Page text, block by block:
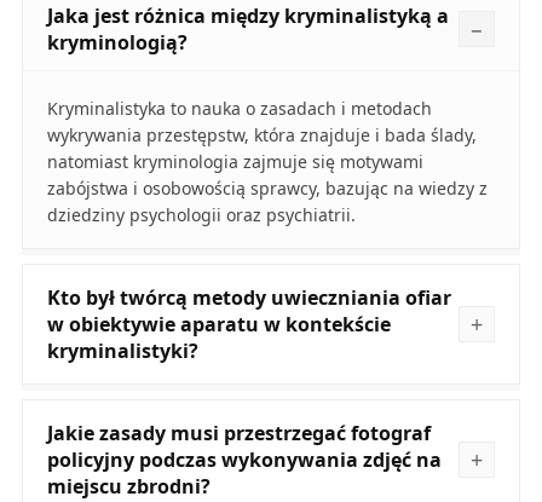
Jaka jest różnica między kryminalistyką a
kryminologią?
Kryminalistyka to nauka o zasadach i metodach
wykrywania przestępstw, która znajduje i bada ślady,
natomiast kryminologia zajmuje się motywami
zabójstwa i osobowością sprawcy, bazując na wiedzy z
dziedziny psychologii oraz psychiatrii.
Kto był twórcą metody uwieczniania ofiar
w obiektywie aparatu w kontekście
kryminalistyki?
Jakie zasady musi przestrzegać fotograf
policyjny podczas wykonywania zdjęć na
miejscu zbrodni?